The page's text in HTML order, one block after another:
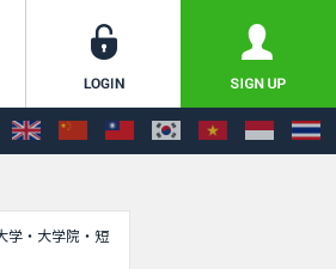
学・大学院・短